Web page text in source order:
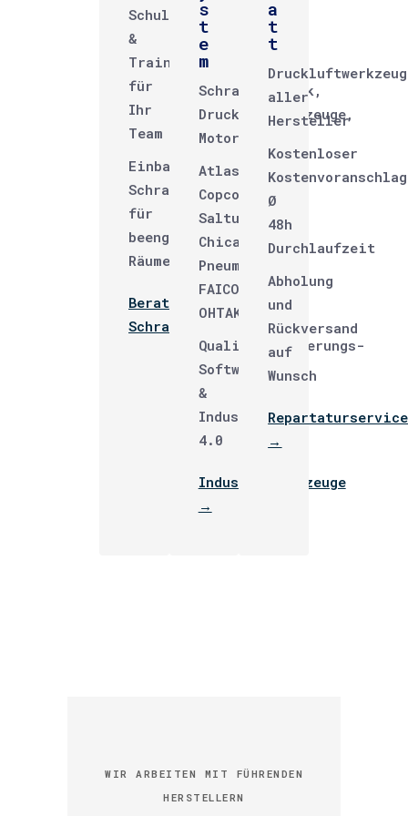
Schulungen
&
Trainings
für
Ihr
Team
Einbau-
Schraublösungen
für
beengte
Räume
Beratung
Schraubtechnik →
s
t
e
m
Schraubtechnik,
Druckluftwerkzeuge,
Motoren
Atlas
Copco,
Saltus,
Chicago
Pneumatic,
FAICOM,
OHTAKE
Qualitätssicherungs-
Software
&
Industrie
4.0
Industriewerkzeuge
→
a
t
t
aller
Hersteller
Kostenloser
Ø
48h
Durchlaufzeit
Abholung
und
Rückversand
auf
Wunsch
Repartaturservice
→
WIR ARBEITEN MIT FÜHRENDEN
HERSTELLERN